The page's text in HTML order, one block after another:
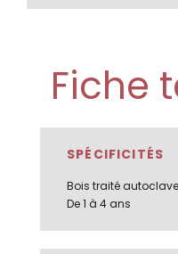
Fiche
SPÉCIFICITÉS
Bois traité autoclave
De 1 à 4 ans